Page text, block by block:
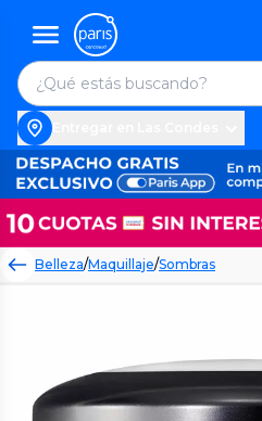
Belleza/Maquillaje/Sombras